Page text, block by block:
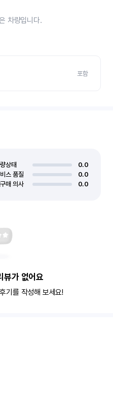
차량입니다.
포함
상태
0.0
스 품질
0.0
매 의사
0.0
뷰가 없어요
기를 작성해 보세요!